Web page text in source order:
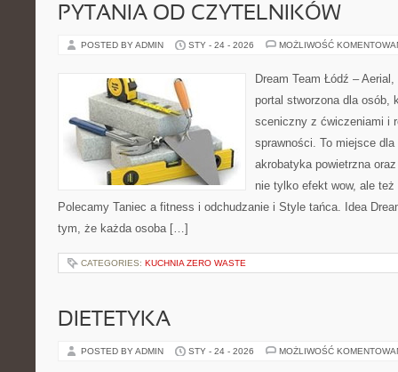
PYTANIA OD CZYTELNIKÓW
POSTED BY ADMIN STY - 24 - 2026 MOŻLIWOŚĆ
Dream Team Łódź –
portal stworzona dla osób,
sceniczny z ćwiczeniami i
sprawności. To miejsce
akrobatyka powietrzna
nie tylko efekt wow, ale
Polecamy Taniec a fitness i odchudzanie i Style tańca. Idea
tym, że każda osoba […]
CATEGORIES: KUCHNIA ZERO WASTE
DIETETYKA
POSTED BY ADMIN STY - 24 - 2026 MOŻLIWOŚĆ